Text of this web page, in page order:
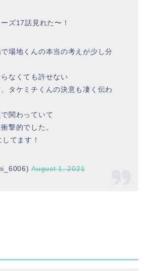
ズ17話見れた〜！
場地くんの本当の考えが少し分
なくても許せない
タケミチくんの決意も凄く伝わ
関わっていて
撃的でした。
てます！
August 1, 2021